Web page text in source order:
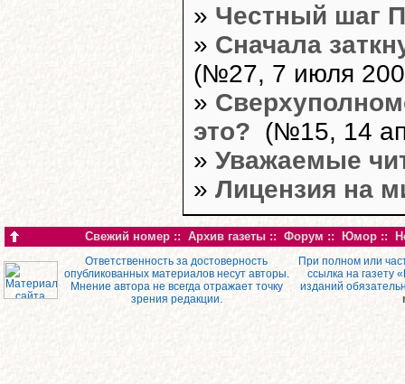
» Честный шаг
» Сначала
(№27, 7 июля
»
это? (№15, 14
» Уважаемые
» Лицензия на
Свежий номер :: Архив газеты :: Форум :: Юмор ::
Ответственность за достоверность
опубликованных материалов несут авторы.
Мнение автора не всегда отражает точку
зрения редакции.
При полном или
ссылка на газету
изданий